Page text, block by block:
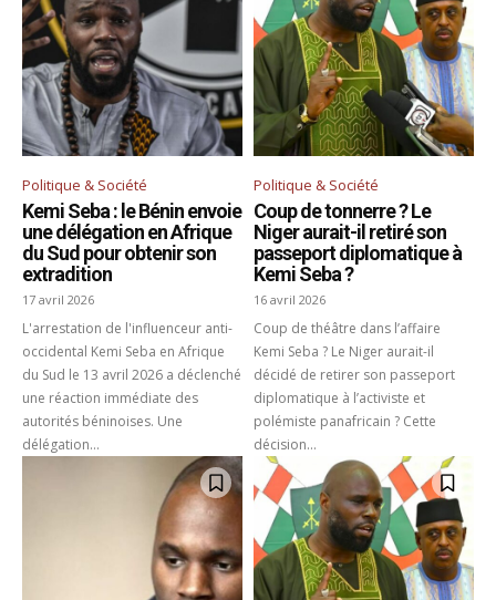
Politique & Société
Kemi Seba : le Bénin envoie
une délégation en Afrique
du Sud pour obtenir son
extradition
17 avril 2026
L'arrestation de l'influenceur anti-
occidental Kemi Seba en Afrique
du Sud le 13 avril 2026 a déclenché
une réaction immédiate des
autorités béninoises. Une
délégation...
Politique & Société
Coup de tonnerre ? Le
Niger aurait-il retiré son
passeport diplomatique à
Kemi Seba ?
16 avril 2026
Coup de théâtre dans l’affaire
Kemi Seba ? Le Niger aurait-il
décidé de retirer son passeport
diplomatique à l’activiste et
polémiste panafricain ? Cette
décision...